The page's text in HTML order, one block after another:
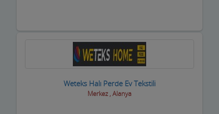
Weteks Halı Perde Ev Tekstili
Merkez , Alanya